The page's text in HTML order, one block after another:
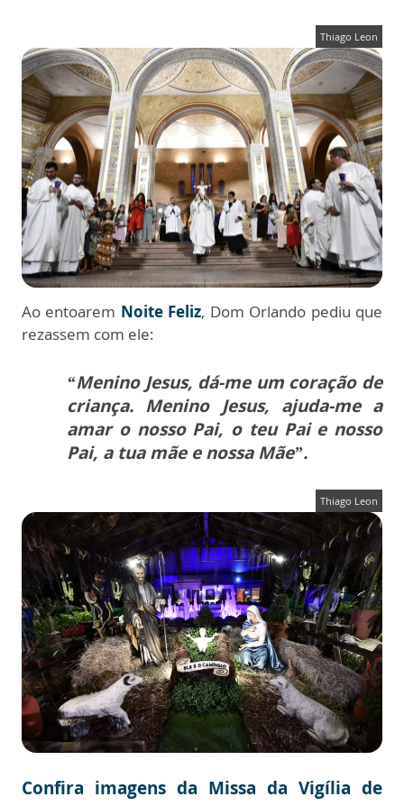
Thiago Leon
Ao entoarem Noite Feliz, Dom Orlando pediu que
rezassem com ele:
“Menino Jesus, dá-me um coração de
criança. Menino Jesus, ajuda-me a
amar o nosso Pai, o teu Pai e nosso
Pai, a tua mãe e nossa Mãe”.
Thiago Leon
Confira imagens da Missa da Vigília de